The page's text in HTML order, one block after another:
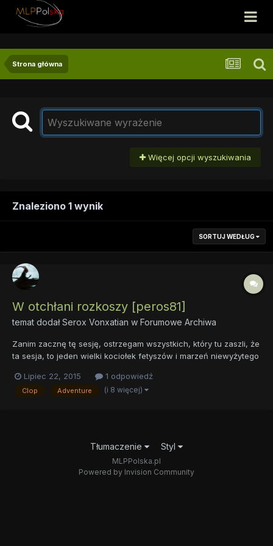
Strona główna
Więcej opcji wyszukiwania
Znaleziono 1 wynik
SORTUJ WEDŁUG
W otchłani rozkoszy [peros81]
temat dodałSerox Vonxatian w Forumowe Archiwa
Zanim zacznę tę sesję, ostrzegam wszystkich, który tu zaszli, że
ta sesja, to jeden wielki kociołek fetyszów i marzeń niewyżytego
śmierdzi i poci się nadmiernie. Jeśli w jakiś sposób możesz
poczuć się urażony zamieszczonymi tu treściami,...
Lipiec 22, 2015 1 odpowiedź
Clop Adventure (i 8 więcej)
Tłumaczenie Styl
MLPPolska.pl
Powered by Invision Community